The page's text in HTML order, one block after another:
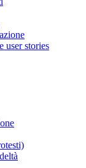
user stories